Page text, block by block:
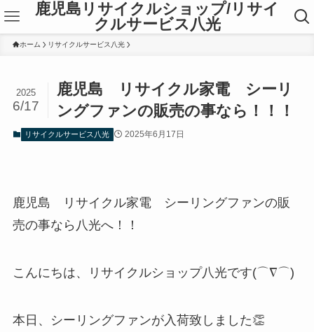
鹿児島リサイクルショップ/リサイ
クルサービス八光
ホーム リサイクルサービス八光
鹿児島 リサイクル家電 シーリ
ングファンの販売の事なら！！！
2025
6/17
リサイクルサービス八光 2025年6月17日
鹿児島 リサイクル家電 シーリングファンの販
売の事なら八光へ！！
こんにちは、リサイクルショップ八光です(⌒∇⌒)
本日、シーリングファンが入荷致しました👏